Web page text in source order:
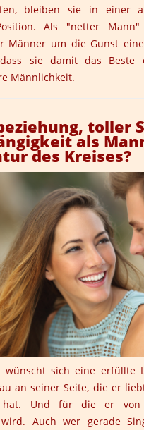
bleiben sie in einer
Als "netter
Männer um die Gunst
dass sie damit das Beste
Männlichkeit.
toller
als
des Kreises?
wünscht sich eine erfüllte
an seiner Seite, die er
hat. Und für die er von
wird. Auch wer gerade